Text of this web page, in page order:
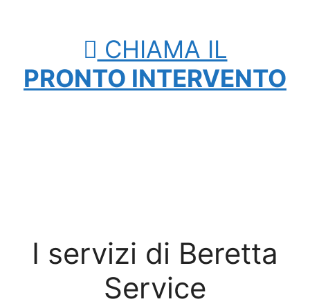
CHIAMA IL
PRONTO INTERVENTO
I servizi di Beretta
Service